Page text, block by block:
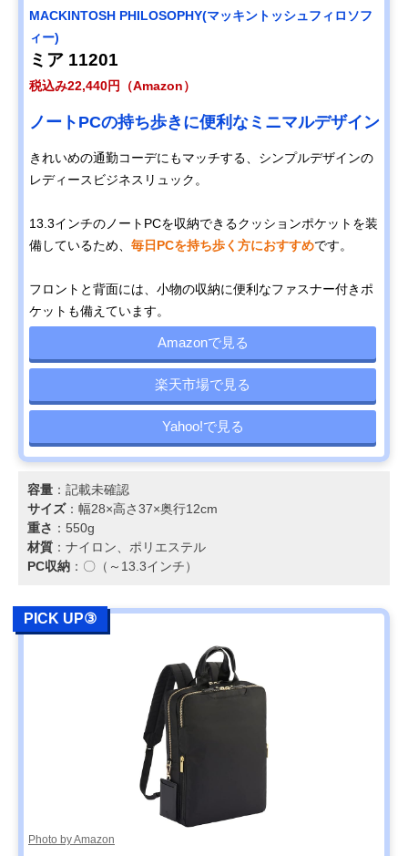
MACKINTOSH PHILOSOPHY(マッキントッシュフィロソフ
ィー)
ミア 11201
税込み22,440円（Amazon）
ノートPCの持ち歩きに便利なミニマルデザイン
きれいめの通勤コーデにもマッチする、シンプルデザインの
レディースビジネスリュック。
13.3インチのノートPCを収納できるクッションポケットを装
備しているため、 毎日PCを持ち歩く方におすすめです。
フロントと背面には、小物の収納に便利なファスナー付きポ
ケットも備えています。
Amazonで見る
楽天市場で見る
Yahoo!で見る
容量 ：記載未確認
サイズ：幅28×高さ37×奥行12cm
重さ ：550g
材質 ：ナイロン、ポリエステル
PC収納 ：〇（～13.3インチ）
PICK UP③
Photo by Amazon